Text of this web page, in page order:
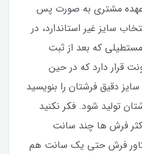
مشتری به صورت پس
سایز غیر استاندارد، در
که بعد از ثبت
قرار دارد که در حین
دقیق فرشتان را بنویسید
تولید شود. فکر نکنید
فرش ها چند سانت
کاور فرش حتی یک سانت هم